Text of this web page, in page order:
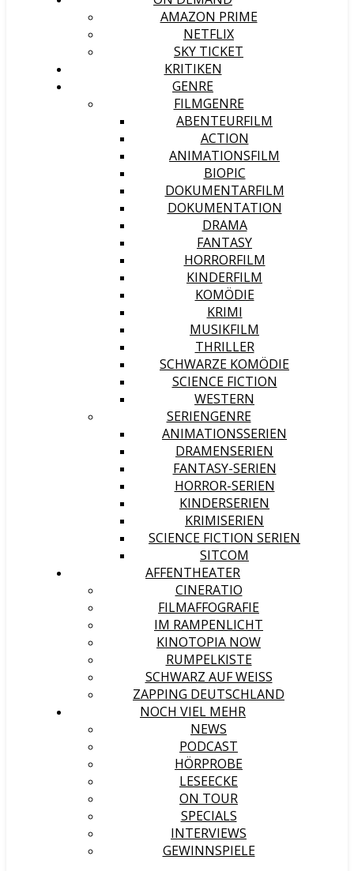
AMAZON PRIME
NETFLIX
SKY TICKET
KRITIKEN
GENRE
FILMGENRE
ABENTEURFILM
ACTION
ANIMATIONSFILM
BIOPIC
DOKUMENTARFILM
DOKUMENTATION
DRAMA
FANTASY
HORRORFILM
KINDERFILM
KOMÖDIE
KRIMI
MUSIKFILM
THRILLER
SCHWARZE KOMÖDIE
SCIENCE FICTION
WESTERN
SERIENGENRE
ANIMATIONSSERIEN
DRAMENSERIEN
FANTASY-SERIEN
HORROR-SERIEN
KINDERSERIEN
KRIMISERIEN
SCIENCE FICTION SERIEN
SITCOM
AFFENTHEATER
CINERATIO
FILMAFFOGRAFIE
IM RAMPENLICHT
KINOTOPIA NOW
RUMPELKISTE
SCHWARZ AUF WEISS
ZAPPING DEUTSCHLAND
NOCH VIEL MEHR
NEWS
PODCAST
HÖRPROBE
LESEECKE
ON TOUR
SPECIALS
INTERVIEWS
GEWINNSPIELE